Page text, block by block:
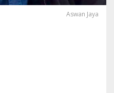
Aswan Jaya